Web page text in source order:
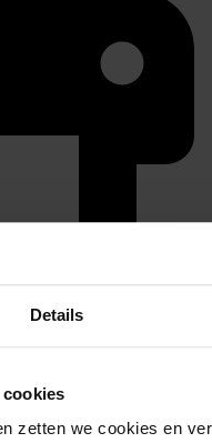
Details
zetten we cookies en